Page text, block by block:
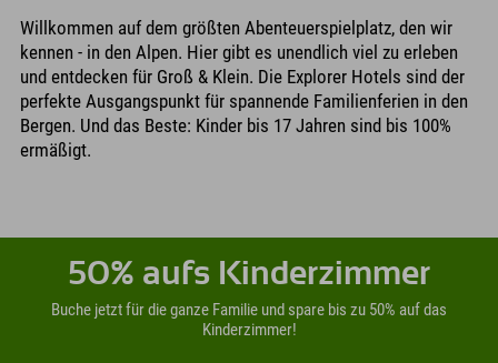
Willkommen auf dem größten Abenteuerspielplatz, den wir
kennen - in den Alpen. Hier gibt es unendlich viel zu erleben
und entdecken für Groß & Klein. Die Explorer Hotels sind der
perfekte Ausgangspunkt für spannende Familienferien in den
Bergen. Und das Beste: Kinder bis 17 Jahren sind bis 100%
ermäßigt.
50% aufs Kinderzimmer
Buche jetzt für die ganze Familie und spare bis zu 50% auf das
Kinderzimmer!